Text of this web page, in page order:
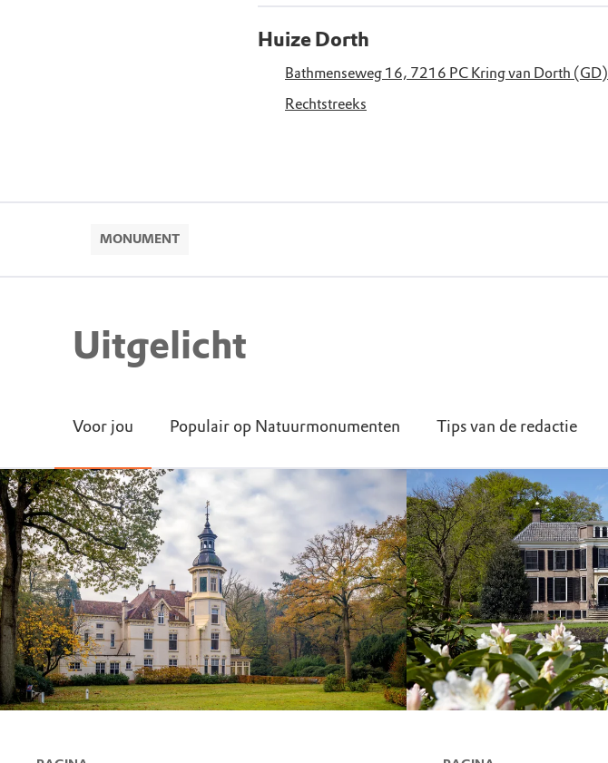
Huize Dorth
Bathmenseweg 16, 7216 PC Kring van Dorth (GD)
Rechtstreeks
MONUMENT
Uitgelicht
Voor jou Populair op Natuurmonumenten Tips van de redactie